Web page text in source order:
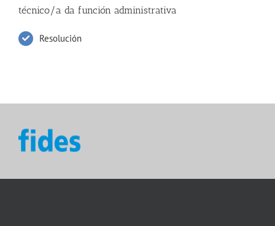
técnico/a da función administrativa
Resolución